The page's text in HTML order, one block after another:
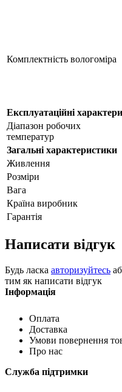
Комплектність вологоміра
Експлуатаційні
Діапазон робочих
температур
Загальні характеристики
Живлення
Розміри
Вага
Країна виробник
Гарантія
Написати відгук
Будь ласка авторизуйтесь
тим як написати відгук
Інформація
Оплата
Доставка
Умови повернення
Про нас
Служба підтримки